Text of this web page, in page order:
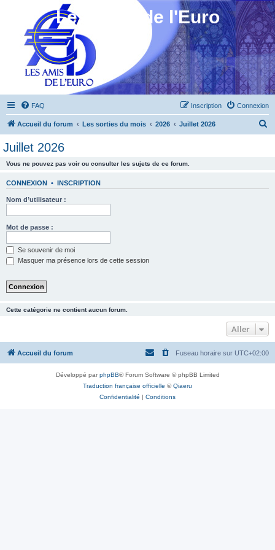
Les Amis de l'Euro
FAQ Connexion
Inscription
Accueil du forum Les sorties du mois 2026 Juillet 2026
Juillet 2026
Vous ne pouvez pas voir ou consulter les sujets de ce forum.
CONNEXION • INSCRIPTION
Nom d’utilisateur :
Mot de passe :
Se souvenir de moi
Masquer ma présence lors de cette session
Cette catégorie ne contient aucun forum.
Aller
Accueil du forum Fuseau horaire sur UTC+02:00
Développé parphpBB® Forum Software © phpBB Limited
Traduction française officielle ©Qiaeru
Confidentialité | Conditions